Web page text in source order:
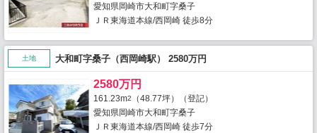
愛知県岡崎市大和町字桑子
ＪＲ東海道本線/西岡崎 徒歩8分
土地 大和町字桑子（西岡崎駅） 2580万円
2580万円
161.23m2
（48.77坪）（登記）
愛知県岡崎市大和町字桑子
ＪＲ東海道本線/西岡崎 徒歩7分